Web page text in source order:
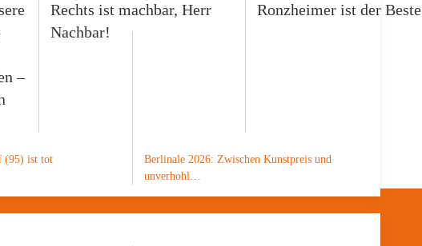
(95) ist tot
Berlinale 2026: Zwischen Kunstpreis und
unverhohl…
–
Rechts ist machbar, Herr
Nachbar!
Ronzheimer ist der Beste